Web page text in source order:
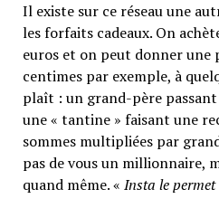
Il existe sur ce réseau une
les forfaits cadeaux. On
euros et on peut donner une
centimes par exemple, à
plaît : un grand-père
une « tantine » faisant une
sommes multipliées par
pas de vous un millionnaire,
quand même. « Insta le